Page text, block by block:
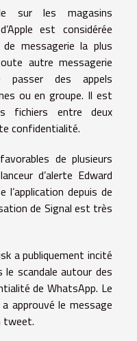
sur les magasins
est considérée
messagerie la plus
autre messagerie
passer des appels
ou en groupe. Il est
fichiers entre deux
confidentialité.
de plusieurs
d’alerte Edward
l’application depuis de
de Signal est très
a publiquement incité
le scandale autour des
de WhatsApp. Le
approuvé le message
tweet.